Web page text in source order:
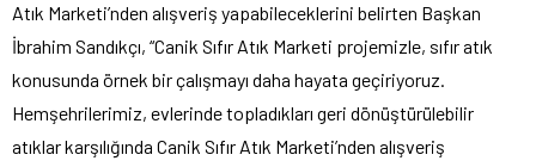
Atık Marketi’nden alışveriş yapabileceklerini belirten Başkan
İbrahim Sandıkçı, “Canik Sıfır Atık Marketi projemizle, sıfır atık
konusunda örnek bir çalışmayı daha hayata geçiriyoruz.
Hemşehrilerimiz, evlerinde topladıkları geri dönüştürülebilir
atıklar karşılığında Canik Sıfır Atık Marketi’nden alışveriş